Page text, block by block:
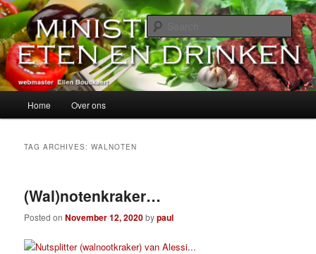
Skip
to
primary
content
Skip
to
secondary
contentMinisterie van Eten en Drinken
alles over eten, drinken en andere genoegens…
Home Over ons
TAG ARCHIVES:WALNOTEN
(Wal)notenkraker…
Posted onNovember 12, 2020bypaul